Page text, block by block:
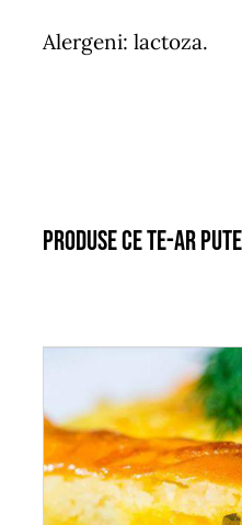
Alergeni: lactoza.
Produse ce te-ar